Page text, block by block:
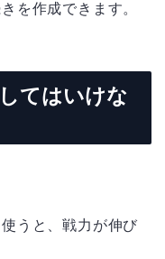
を作成できます。
てはいけな
うと、戦力が伸び